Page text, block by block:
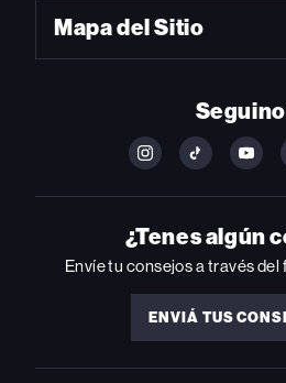
Mapa del Sitio
FOLLOW
ON
INSTAGRAM
FOLLOW
ON
YOUTUBE
ON
¿Tenes algún
Envíe tu consejos a través
ENVIÁ TUS
ENVIÁ
TUS
CONSEJOS